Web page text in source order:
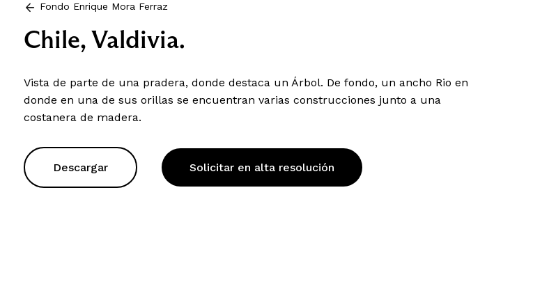
Fondo Enrique Mora Ferraz
Chile, Valdivia.
Vista de parte de una pradera, donde destaca un Árbol. De fondo, un ancho Rio en
donde en una de sus orillas se encuentran varias construcciones junto a una
costanera de madera.
Descargar Solicitar en alta resolución